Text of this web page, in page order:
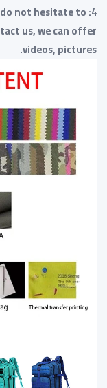
do not hesitate to
us, we can offer
videos, pictures.